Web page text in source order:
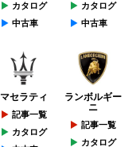
カタログ
中古車
カタログ
中古車
マセラティ
記事一覧
カタログ
ランボルギー
ニ
記事一覧
カタログ